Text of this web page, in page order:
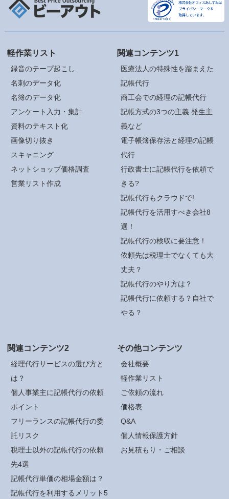
軽作業リスト
録音のテープ起こし
名刺のデータ化
名簿のデータ化
アンケート入力・集計
資料のテキスト化
画像切り抜き
スキャニング
ネットショップ価格調査
営業リスト作成
関連コンテンツ1
医療法人の特殊性を踏まえた
記帳代行
商工会での経理の記帳代行
記帳方式の3つの主義 発生主
義など
電子帳簿保存法と経理の記帳
代行
行政書士に記帳代行を依頼で
きる?
記帳代行もクラウドで!
記帳代行を活用すべき会社8
選！
記帳代行の検収に要注意！
依頼先は税理士でなくても大
丈夫？
記帳代行のやり方は？
記帳代行に依頼する？自社で
やる？
関連コンテンツ2
経理代行サービスの選び方と
は？
個人事業主に記帳代行の依頼
ポイント
フリーランスの記帳代行の委
託リスク
税理士以外の記帳代行の依頼
先4選
記帳代行単価の相場金額は？
記帳代行を利用するメリット5
その他コンテンツ
会社概要
軽作業リスト
ご依頼の流れ
価格表
Q&A
個人情報保護方針
お見積もり・ご相談